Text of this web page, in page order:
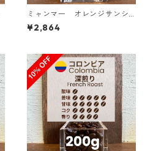
ミャンマー オレンジサンシ
ャイン G１ ウォッシュド・ア
ナエロビック 300g（100g単
¥2,864